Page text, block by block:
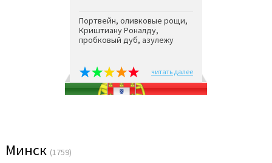
Портвейн, оливковые рощи,
Криштиану Роналду,
пробковый дуб, азулежу
читать далее
Минск (1759)